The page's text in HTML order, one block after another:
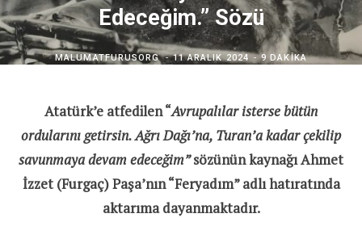
Edeceğim.” Sözü
MALUMATFURUSORG 11 ARALIK 2024 9 DAKIKA
Atatürk’e atfedilen “Avrupalılar isterse bütün
ordularını getirsin. Ağrı Dağı’na, Turan’a kadar çekilip
savunmaya devam edeceğim”sözünün kaynağı Ahmet
İzzet (Furgaç) Paşa’nın “Feryadım” adlı hatıratında
aktarıma dayanmaktadır.